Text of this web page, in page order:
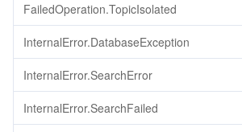
FailedOperation.TopicIsolated
InternalError.DatabaseException
InternalError.SearchError
InternalError.SearchFailed